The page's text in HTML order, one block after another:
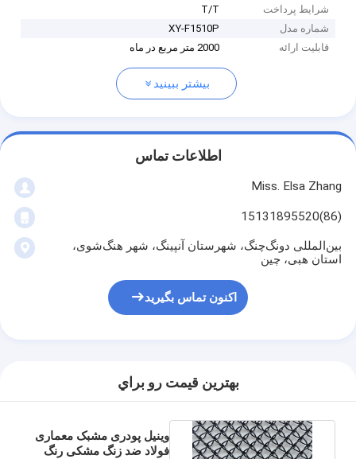
شرایط پرداخت
T/T
شماره مدل
XY-F1510P
قابلیت ارائه
2000 متر مربع در ماه
بیشتر ببینید
اطلاعات تماس
Miss. Elsa Zhang
(86)15131895520
بین‌المللی دونگ‌چنگ، شهرستان آنپینگ، شهر هنگ‌شوی،
استان هبی، چین
اکنون تماس بگیرید
بهترين قيمت رو براي
وینیل پودری مشبک معماری
فولاد ضد زنگ مشکی رنگ